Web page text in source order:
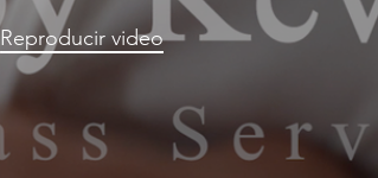
Reproducir video